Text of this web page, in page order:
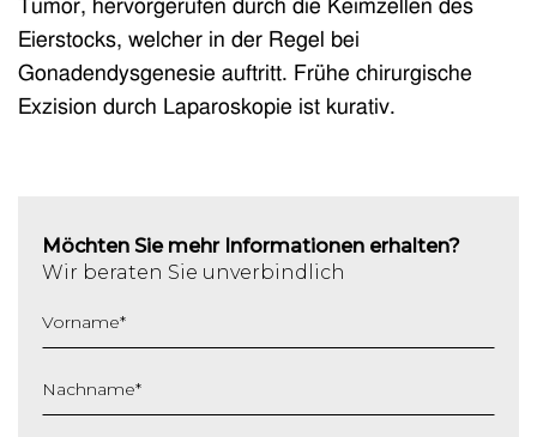
Tumor, hervorgerufen durch die Keimzellen des
Eierstocks, welcher in der Regel bei
Gonadendysgenesie auftritt. Frühe chirurgische
Exzision durch Laparoskopie ist kurativ.
Möchten Sie mehr Informationen erhalten?
Wir beraten Sie unverbindlich
Vorname*
Nachname*